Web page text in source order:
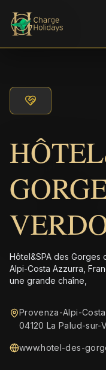
Hôtel&SPA des
Alpi-Costa Azzurra,
une grande chaîne,
Provenza-Alpi-
04120 La Palud-sur-
www.hotel-des-